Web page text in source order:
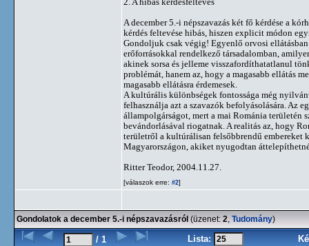
A december 5.-i népszavazás két fő kérdése a
kérdés feltevése hibás, hiszen explicit módon
Gondoljuk csak végig! Egyenlő orvosi
erőforrásokkal rendelkező társadalomban,
akinek sorsa és jelleme visszafordíthatatlanul
problémát, hanem az, hogy a magasabb ellátás
magasabb ellátásra érdemesek.
A kultúrális különbségek fontossága még
felhasználja azt a szavazók befolyásolására. Az
állampolgárságot, mert a mai Románia területén
bevándorlásával riogatnak. A realitás az, hogy
területről a kultúrálisan felsőbbrendű embereket
Magyarországon, akiket nyugodtan
Ritter Teodor, 2004.11.27.
[válaszok erre: #2]
Gondolatok a december 5.-i népszavazásról (üzenet: 2, Tudomány)
/ 1 Lista: